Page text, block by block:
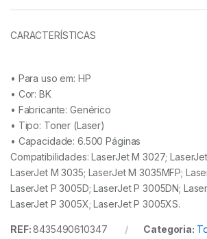
CARACTERÍSTICAS
• Para uso em: HP
• Cor: BK
• Fabricante:Genérico
• Tipo: Toner (Laser)
• Capacidade: 6.500 Páginas
Compatibilidades: LaserJet M 3027;
LaserJet M 3035; LaserJet M 3035MFP;
LaserJet P 3005D; LaserJet P 3005DN;
LaserJet P 3005X; LaserJet P 3005XS.
REF:8435490610347 Categoria: